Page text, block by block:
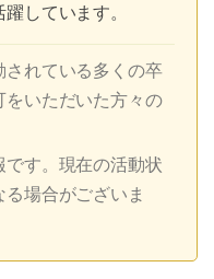
しています。
れている多くの卒
をいただいた方々の
す。現在の活動状
場合がございま